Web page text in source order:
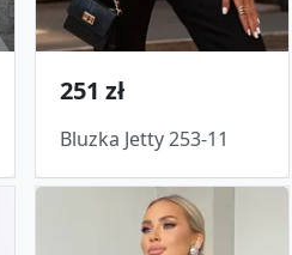
251 zł
Bluzka Jetty 253-11